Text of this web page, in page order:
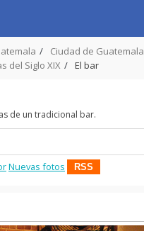
Ciudad de Guatemala
del Siglo XIX
El bar
de un tradicional bar.
Nuevas fotos RSS